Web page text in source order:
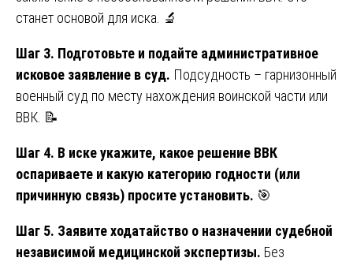
станет основой для иска. 🔬
Шаг 3. Подготовьте и подайте административное
исковое заявление в суд. Подсудность – гарнизонный
военный суд по месту нахождения воинской части или
ВВК. 📝
Шаг 4. В иске укажите, какое решение ВВК
оспариваете и какую категорию годности (или
причинную связь) просите установить. 🎯
Шаг 5. Заявите ходатайство о назначении судебной
независимой медицинской экспертизы. Без